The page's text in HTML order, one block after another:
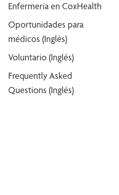
Enfermería en CoxHealth
Oportunidades para
médicos (Inglés)
Voluntario (Inglés)
Frequently Asked
Questions (Inglés)